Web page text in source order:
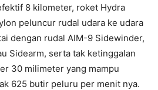
8 kilometer, roket Hydra
peluncur rudal udara ke udara
dengan rudal AIM-9 Sidewinder,
Sidearm, serta tak ketinggalan
30 milimeter yang mampu
625 butir peluru per menit nya.